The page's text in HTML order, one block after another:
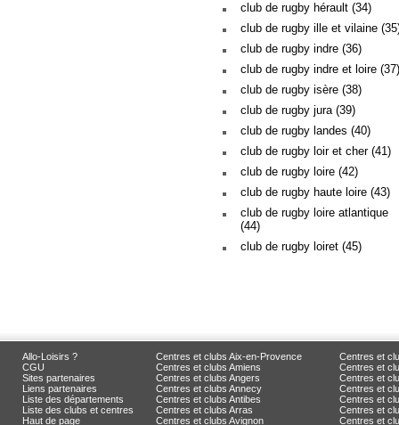
club de rugby hérault (34)
club de rugby ille et vilaine
club de rugby indre (36)
club de rugby indre et loire (37)
club de rugby isère (38)
club de rugby jura (39)
club de rugby landes (40)
club de rugby loir et cher (41)
club de rugby loire (42)
club de rugby haute loire (43)
club de rugby loire atlantique
(44)
club de rugby loiret (45)
Allo-Loisirs ?
CGU
Sites partenaires
Liens partenaires
Liste des départements
Liste des clubs et centres
Haut de page
Centres et clubs Aix-en-Provence
Centres et clubs Amiens
Centres et clubs Angers
Centres et clubs Annecy
Centres et clubs Antibes
Centres et clubs Arras
Centres et clubs Avignon
Centres et
Centres et
Centres et
Centres et
Centres et
Centres et
Centres et